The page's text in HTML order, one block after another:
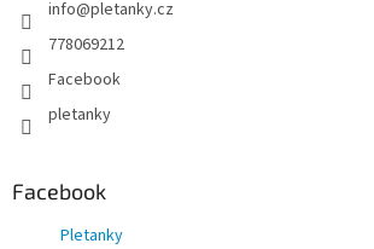
info@pletanky.cz
778069212
Facebook
pletanky
Facebook
Pletanky